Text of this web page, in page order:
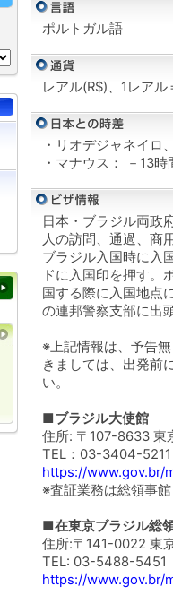
ポルトガル語
レアル(R$)、1レア
・リオデジャネイロ
・マナウス： －13時
日本・ブラジル両政
人の訪問、通過、商
ブラジル入国時に入
ドに入国印を押す。
国する際に入国地点
の連邦警察支部に出
※上記情報は、予告
きましては、出発前
い。
■ブラジル大使館
住所: 〒107-8633 東
TEL：03-3404-5211
https://www.gov.br/
※査証業務は総領事
■在東京ブラジル総
住所:〒141-0022 東
TEL: 03-5488-5451
https://